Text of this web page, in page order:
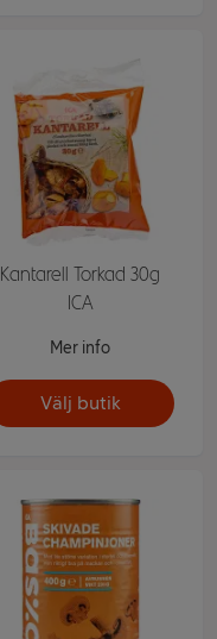
Kantarell Torkad 30g
ICA
Mer info
Välj butik